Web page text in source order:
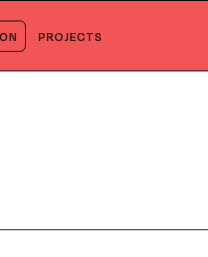
PROJECTS